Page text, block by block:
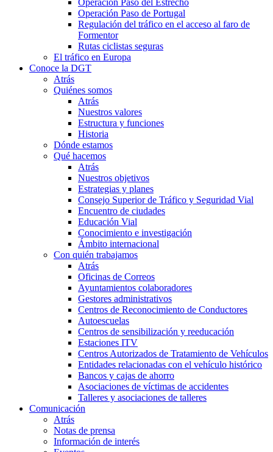
Operación Paso del Estrecho
Operación Paso de Portugal
Regulación del tráfico en el acceso al faro de
Formentor
Rutas ciclistas seguras
El tráfico en Europa
Conoce la DGT
Atrás
Quiénes somos
Atrás
Nuestros valores
Estructura y funciones
Historia
Dónde estamos
Qué hacemos
Atrás
Nuestros objetivos
Estrategias y planes
Consejo Superior de Tráfico y Seguridad Vial
Encuentro de ciudades
Educación Vial
Conocimiento e investigación
Ámbito internacional
Con quién trabajamos
Atrás
Oficinas de Correos
Ayuntamientos colaboradores
Gestores administrativos
Centros de Reconocimiento de Conductores
Autoescuelas
Centros de sensibilización y reeducación
Estaciones ITV
Centros Autorizados de Tratamiento de Vehículos
Entidades relacionadas con el vehículo histórico
Bancos y cajas de ahorro
Asociaciones de víctimas de accidentes
Talleres y asociaciones de talleres
Comunicación
Atrás
Notas de prensa
Información de interés